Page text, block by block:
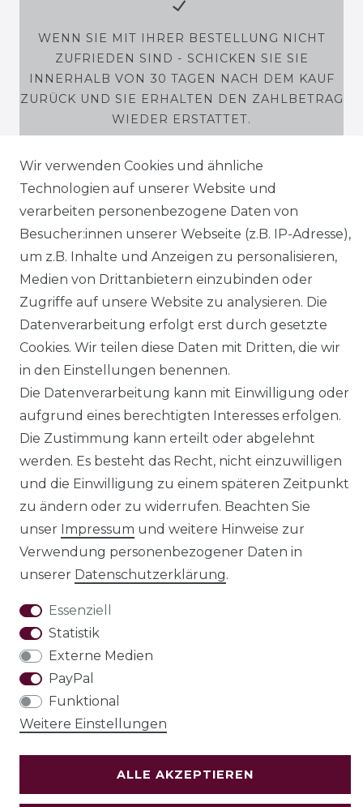
WENN SIE MIT IHRER BESTELLUNG NICHT
ZUFRIEDEN SIND - SCHICKEN SIE SIE
INNERHALB VON 30 TAGEN NACH DEM KAUF
ZURÜCK UND SIE ERHALTEN DEN ZAHLBETRAG
WIEDER ERSTATTET.
SHOP
MEIN KONTO
SERVICE
Holzenplotz
Impressum Daten­schutz­erklärung
AGB Barrierefreiheitserklärung
Wir verwenden Cookies und ähnliche
Technologien auf unserer Website und
verarbeiten personenbezogene Daten von
Besucher:innen unserer Webseite (z.B. IP-Adresse),
um z.B. Inhalte und Anzeigen zu personalisieren,
Medien von Drittanbietern einzubinden oder
Zugriffe auf unsere Website zu analysieren. Die
Datenverarbeitung erfolgt erst durch gesetzte
Cookies. Wir teilen diese Daten mit Dritten, die wir
in den Einstellungen benennen.
Die Datenverarbeitung kann mit Einwilligung oder
aufgrund eines berechtigten Interesses erfolgen.
Die Zustimmung kann erteilt oder abgelehnt
werden. Es besteht das Recht, nicht einzuwilligen
und die Einwilligung zu einem späteren Zeitpunkt
zu ändern oder zu widerrufen. Beachten Sie
unser Impressum und weitere Hinweise zur
Verwendung personenbezogener Daten in
unserer Daten­schutz­erklärung.
Essenziell
Statistik
Externe Medien
PayPal
Funktional
Weitere Einstellungen
ALLE AKZEPTIEREN